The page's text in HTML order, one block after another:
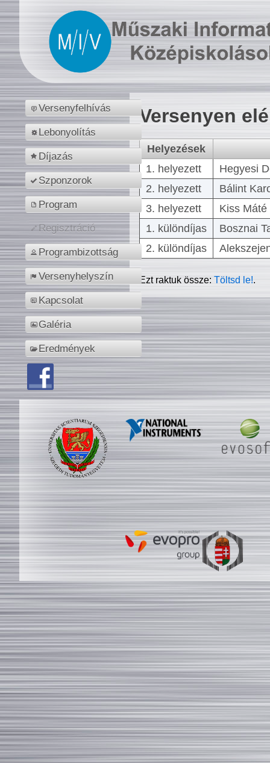
Versenyfelhívás
Lebonyolítás
Díjazás
Szponzorok
Program
Regisztráció
Programbizottság
Versenyhelyszín
Kapcsolat
Galéria
Eredmények
Versenyen
Helyezések
1. helyezett
Hegyesi
2. helyezett
Bálint
3. helyezett
Kiss
1. különdíjas
Bosznai
2. különdíjas
Ezt raktuk össze:Töltsd le!.